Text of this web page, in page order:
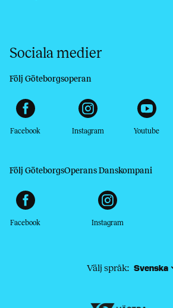
Sociala medier
Följ Göteborgsoperan
Facebook Instagram Youtube
Följ GöteborgsOperans Danskompani
Facebook Instagram
Välj språk: